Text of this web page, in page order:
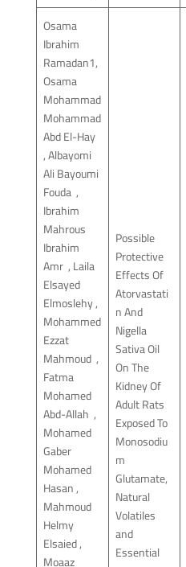
Possible
Protective
Effects Of
Atorvastati
n And
Nigella
Sativa Oil
On The
Kidney Of
Adult Rats
Exposed To
Monosodiu
m
Glutamate,
Natural
Volatiles
and
Essential
Osama
Ibrahim
Ramadan1,
Osama
Mohammad
Mohammad
Abd El-Hay
, Albayomi
Ali Bayoumi
Fouda ,
Ibrahim
Mahrous
Ibrahim
Amr , Laila
Elsayed
Elmoslehy ,
Mohammed
Ezzat
Mahmoud ,
Fatma
Mohamed
Abd-Allah ,
Mohamed
Gaber
Mohamed
Hasan ,
Mahmoud
Helmy
Elsaied ,
Moaaz